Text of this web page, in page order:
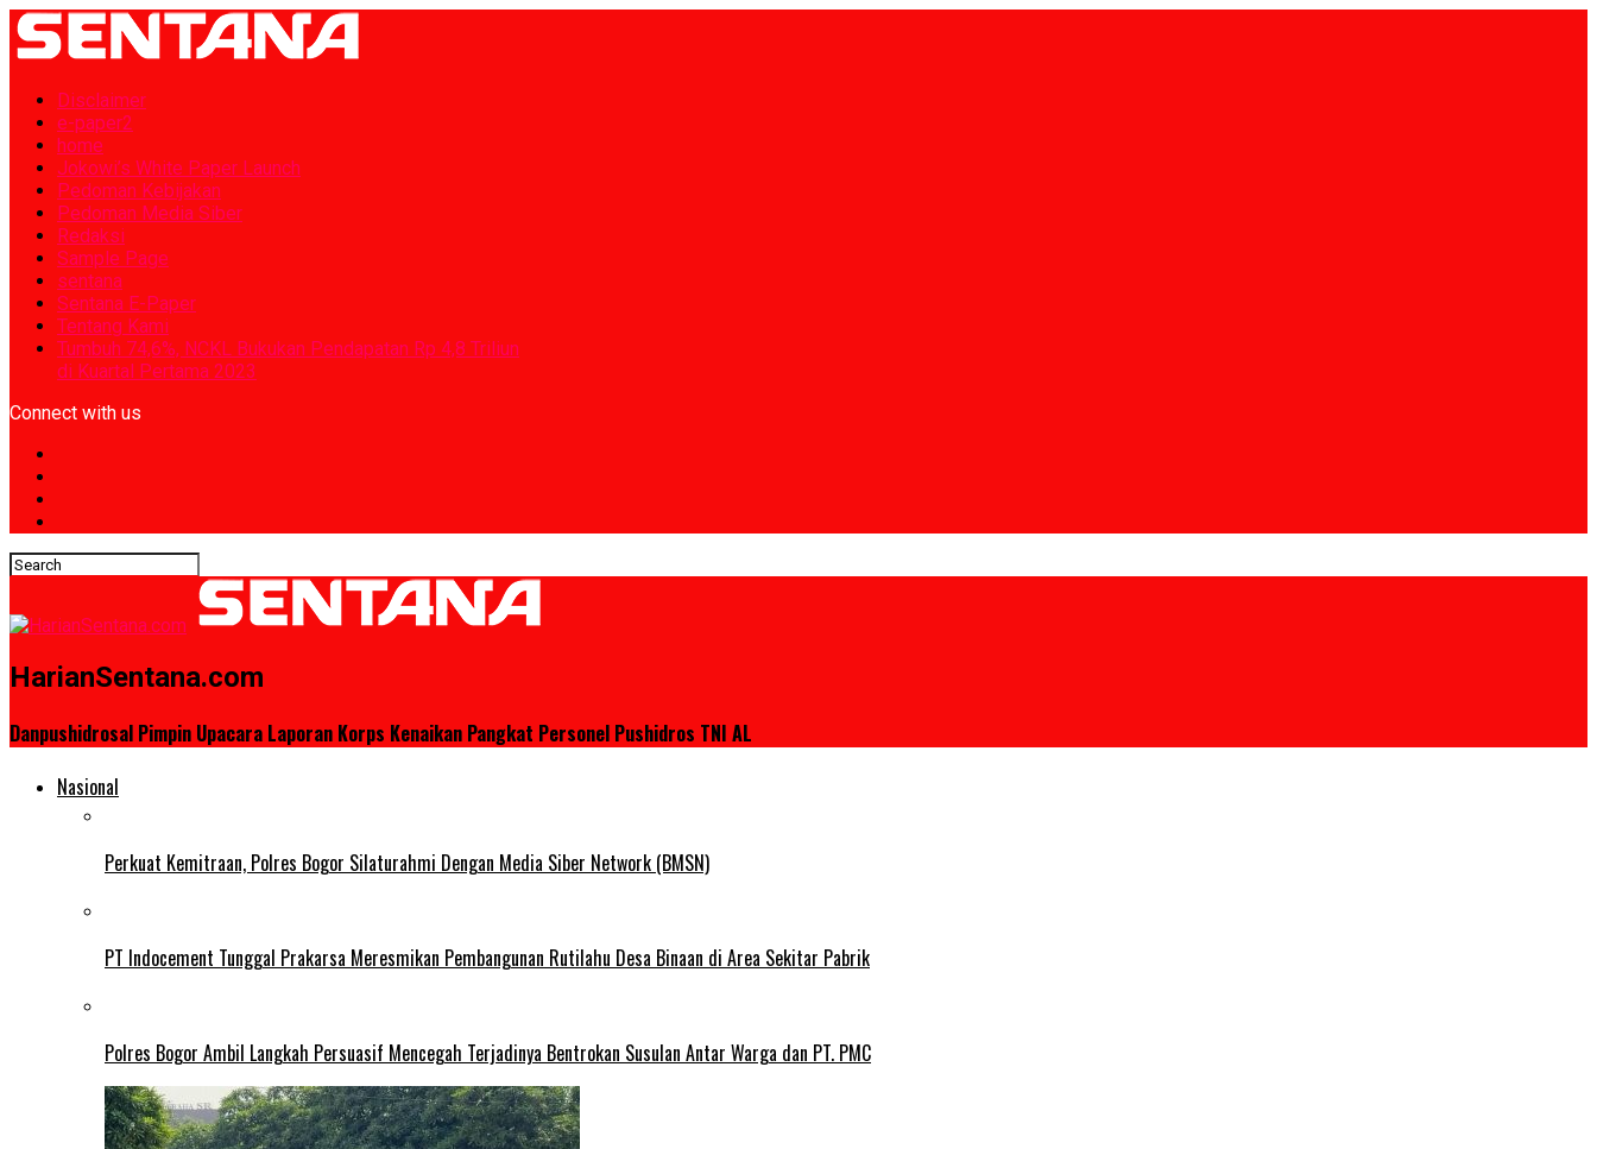
Disclaimer
e-paper2
home
Jokowi’s White Paper Launch
Pedoman Kebijakan
Pedoman Media Siber
Redaksi
Sample Page
sentana
Sentana E-Paper
Tentang Kami
Tumbuh 74,6%, NCKL Bukukan Pendapatan Rp 4,8 Triliun
di Kuartal Pertama 2023
Connect with us
HarianSentana.com
Danpushidrosal Pimpin Upacara Laporan Korps Kenaikan Pangkat Personel Pushidros TNI AL
Nasional
Perkuat Kemitraan, Polres Bogor Silaturahmi Dengan Media Siber Network (BMSN)
PT Indocement Tunggal Prakarsa Meresmikan Pembangunan Rutilahu Desa Binaan di Area Sekitar Pabrik
Polres Bogor Ambil Langkah Persuasif Mencegah Terjadinya Bentrokan Susulan Antar Warga dan PT. PMC